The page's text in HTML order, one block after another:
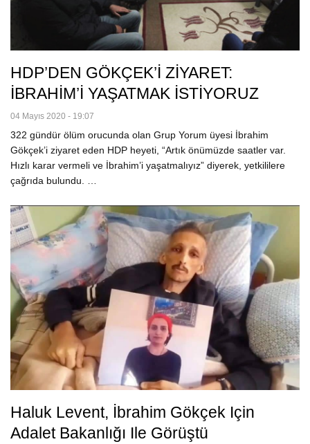
HDP’DEN GÖKÇEK’İ ZİYARET:
İBRAHİM’İ YAŞATMAK İSTİYORUZ
04 Mayıs 2020 - 19:07
322 gündür ölüm orucunda olan Grup Yorum üyesi İbrahim
Gökçek’i ziyaret eden HDP heyeti, “Artık önümüzde saatler var.
Hızlı karar vermeli ve İbrahim’i yaşatmalıyız” diyerek, yetkililere
çağrıda bulundu. …
Haluk Levent, İbrahim Gökçek Için
Adalet Bakanlığı Ile Görüştü